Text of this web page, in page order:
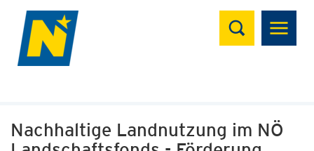
Suchen
Nachhaltige Landnutzung im NÖ